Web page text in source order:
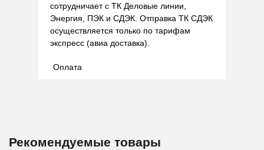
сотрудничает с ТК Деловые линии,
Энергия, ПЭК и СДЭК. Отправка ТК СДЭК
осуществляется только по тарифам
экспресс (авиа доставка).
Оплата
Рекомендуемые товары